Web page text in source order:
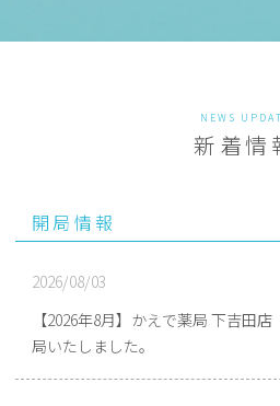
NEWS
新着情
開局情報
2026/08/03
【2026年8月】かえで薬局 下吉田
局いたしました。